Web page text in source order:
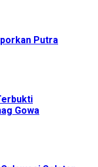
Putra
Gowa